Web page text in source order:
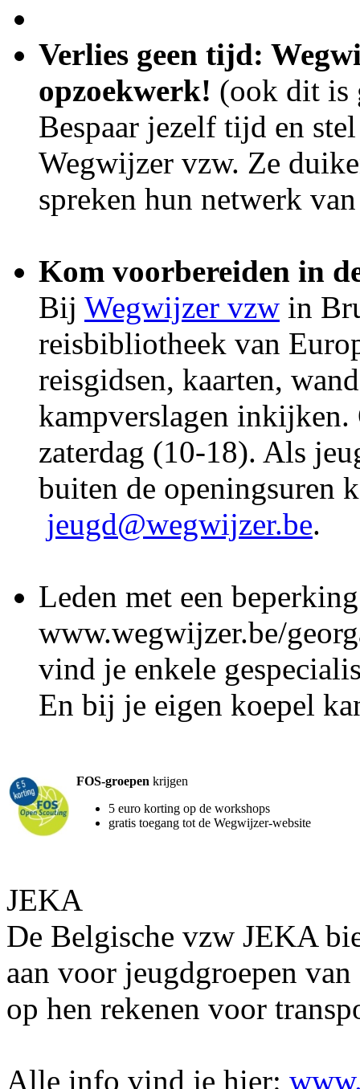
Verlies geen tijd:
opzoekwerk! (ook dit is
Bespaar jezelf tijd en
Wegwijzer vzw. Ze
spreken hun netwerk
Kom voorbereiden in
Bij Wegwijzer vzw in
reisbibliotheek van
reisgidsen, kaarten,
kampverslagen inkijken.
zaterdag (10-18). Als
buiten de openingsuren
jeugd@wegwijzer.be.
Leden met een
www.wegwijzer.be/
vind je enkele
En bij je eigen koepel
FOS-groepen krijgen
5 euro korting op de workshops
gratis toegang tot de Wegwijzer-website
JEKA
De Belgische vzw JEKA
aan voor jeugdgroepen
op hen rekenen voor
Alle info vind je hier: